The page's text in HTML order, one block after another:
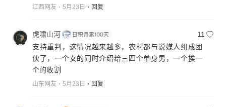
洞，打人它接机起诉离婚，提离婚的刚好中计了！所
一边又怕找到一个还人财两空！希望政府能完善法律
管理好，要不然社会真的会乱。到时候那批没结婚的
和被骗婚的一旦失去理智肯定要出人命的！
江西网友 5月23日 回复
虎啸山河
11
支持重判，这情况越来越多，农村都与说媒人组成团
伙了，一个女的同时介绍给三四个单身男，一个挨一
个的收割
山东网友 5月23日 回复